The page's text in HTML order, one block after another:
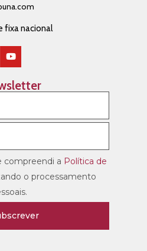
fixa nacional
compreendi a Política de
o processamento